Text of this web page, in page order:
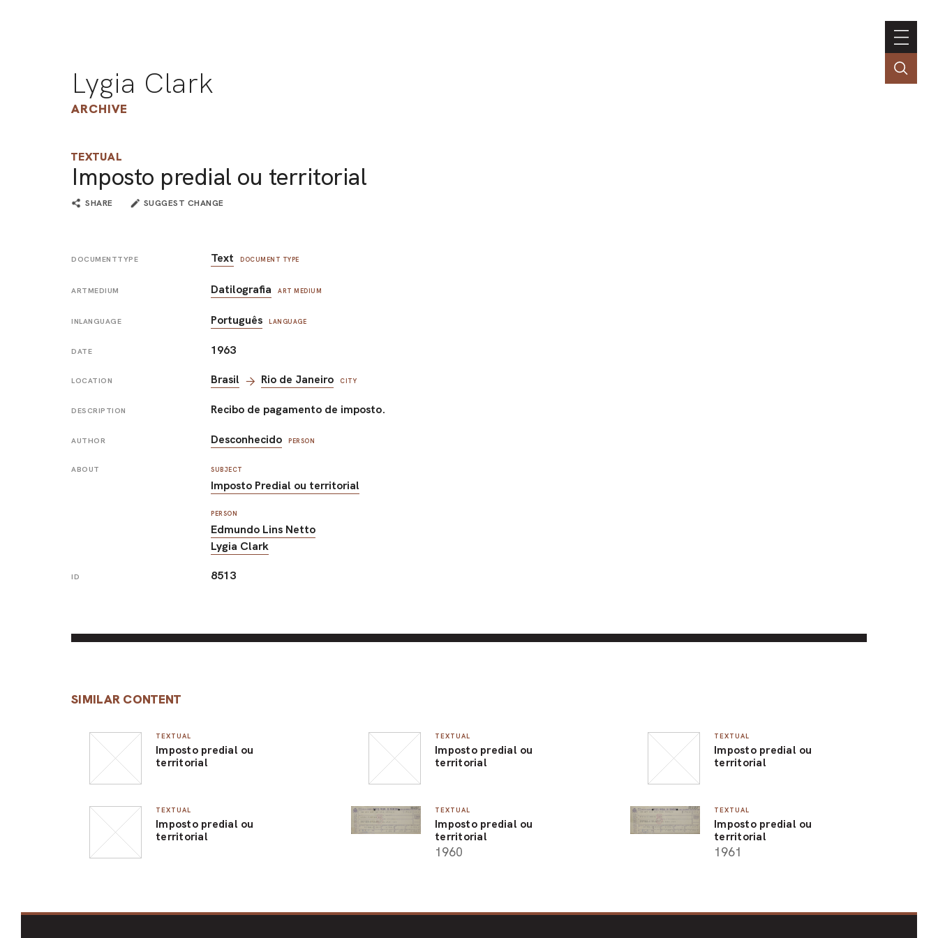
Lygia Clark
ARCHIVE
TEXTUAL
Imposto predial ou territorial
SHARE SUGGEST CHANGE
DOCUMENTTYPE Text DOCUMENT TYPE
ARTMEDIUM Datilografia ART MEDIUM
INLANGUAGE Português LANGUAGE
DATE 1963
LOCATION Brasil Rio de Janeiro CITY
DESCRIPTION Recibo de pagamento de imposto.
AUTHOR Desconhecido PERSON
ABOUT SUBJECT
Imposto Predial ou territorial
PERSON
Edmundo Lins Netto
Lygia Clark
ID 8513
SIMILAR CONTENT
TEXTUAL
Imposto predial ou
territorial
TEXTUAL
Imposto predial ou
territorial
TEXTUAL
Imposto predial ou
territorial
TEXTUAL
Imposto predial ou
territorial
TEXTUAL
Imposto predial ou
territorial
1960
TEXTUAL
Imposto predial ou
territorial
1961